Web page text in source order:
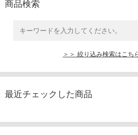
商品検索
＞＞ 絞り込み検索はこち
最近チェックした商品